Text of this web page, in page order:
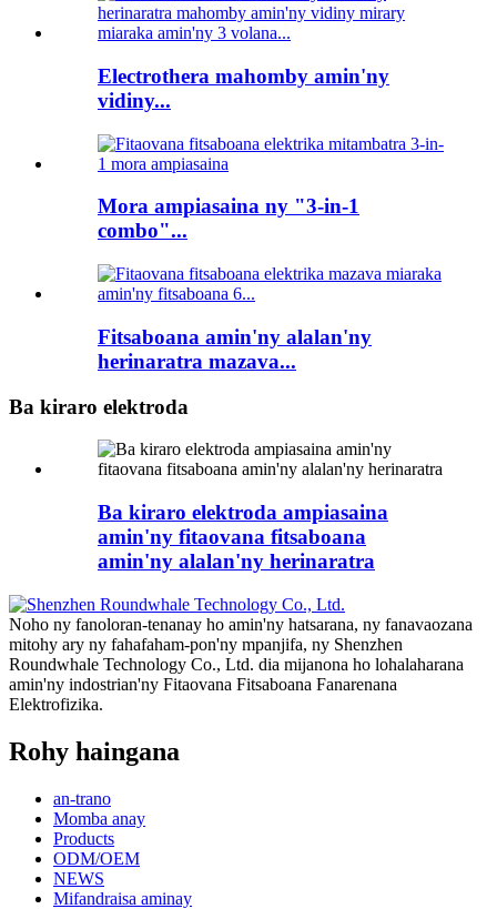
Electrothera mahomby amin'ny
vidiny...
Mora ampiasaina ny "3-in-1
combo"...
Fitsaboana amin'ny alalan'ny
herinaratra mazava...
Ba kiraro elektroda
Ba kiraro elektroda ampiasaina
amin'ny fitaovana fitsaboana
amin'ny alalan'ny herinaratra
Noho ny fanoloran-tenanay ho amin'ny hatsarana, ny fanavaozana
mitohy ary ny fahafaham-pon'ny mpanjifa, ny Shenzhen
Roundwhale Technology Co., Ltd. dia mijanona ho lohalaharana
amin'ny indostrian'ny Fitaovana Fitsaboana Fanarenana
Elektrofizika.
Rohy haingana
an-trano
Momba anay
Products
ODM/OEM
NEWS
Mifandraisa aminay